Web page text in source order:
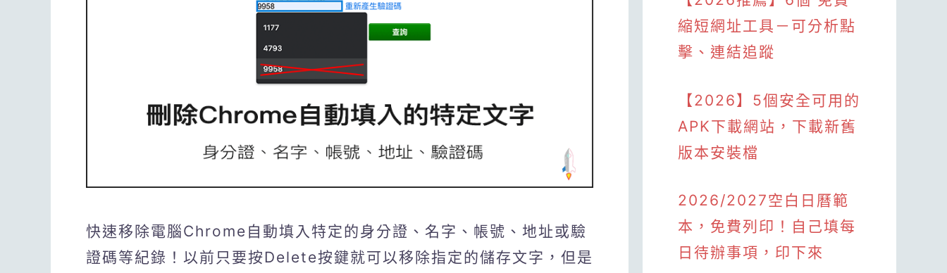
快速移除電腦Chrome自動填入特定的身分證、名字、帳號、地址或驗
證碼等紀錄！以前只要按Delete按鍵就可以移除指定的儲存文字，但是
縮短網址工具－可分析點
擊、連結追蹤
【2026】5個安全可用的
APK下載網站，下載新舊
版本安裝檔
2026/2027空白日曆範
本，免費列印！自己填每
日待辦事項，印下來